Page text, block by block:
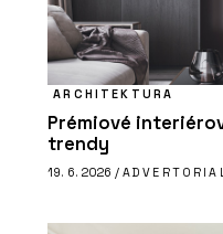
ARCHITEKTURA
Prémiové
trendy
19. 6. 2026 /